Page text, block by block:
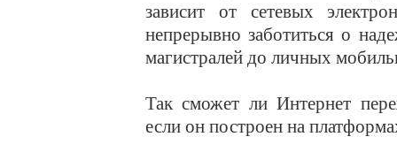
зависит от сетевых
непрерывно заботиться о
магистралей до личных
Так сможет ли Интернет
если он построен на